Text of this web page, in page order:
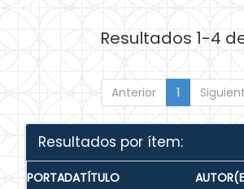
Resultados 1-4
Anterior 1
Resultados por ítem:
PORTADATÍTULO